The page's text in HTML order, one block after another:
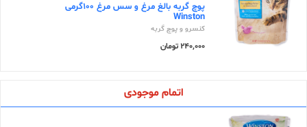
پوچ گربه بالغ مرغ و سس مرغ 100گرمی
Winston
کنسرو و پوچ گربه
240,000 تومان
اتمام موجودی